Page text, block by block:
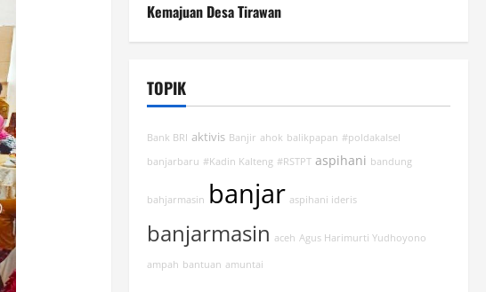
Kemajuan Desa Tirawan
TOPIK
Bank BRI aktivis Banjir ahok balikpapan #poldakalsel
banjarbaru #Kadin Kalteng #RSTPT aspihani bandung
bahjarmasin banjar aspihani ideris
banjarmasin aceh Agus Harimurti Yudhoyono
ampah bantuan amuntai